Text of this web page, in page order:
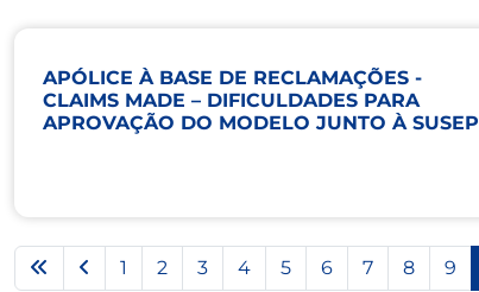
APÓLICE À BASE DE RECLAMAÇÕES -
CLAIMS MADE – DIFICULDADES PARA
APROVAÇÃO DO MODELO JUNTO À SUSEP
1 2 3 4 5 6 7 8 9